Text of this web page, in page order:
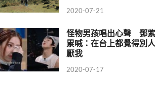
2020-07-21
怪物男孩唱出心聲 鄧
累喊：在台上都覺得別
厭我
2020-07-17